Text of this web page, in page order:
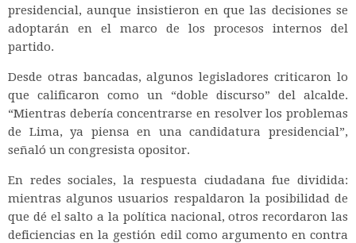
presidencial, aunque insistieron en que las decisiones se
adoptarán en el marco de los procesos internos del
partido.
Desde otras bancadas, algunos legisladores criticaron lo
que calificaron como un “doble discurso” del alcalde.
“Mientras debería concentrarse en resolver los problemas
de Lima, ya piensa en una candidatura presidencial”,
señaló un congresista opositor.
En redes sociales, la respuesta ciudadana fue dividida:
mientras algunos usuarios respaldaron la posibilidad de
que dé el salto a la política nacional, otros recordaron las
deficiencias en la gestión edil como argumento en contra